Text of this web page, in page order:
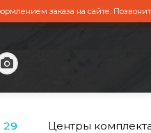
заказа на сайте.
29 Центры